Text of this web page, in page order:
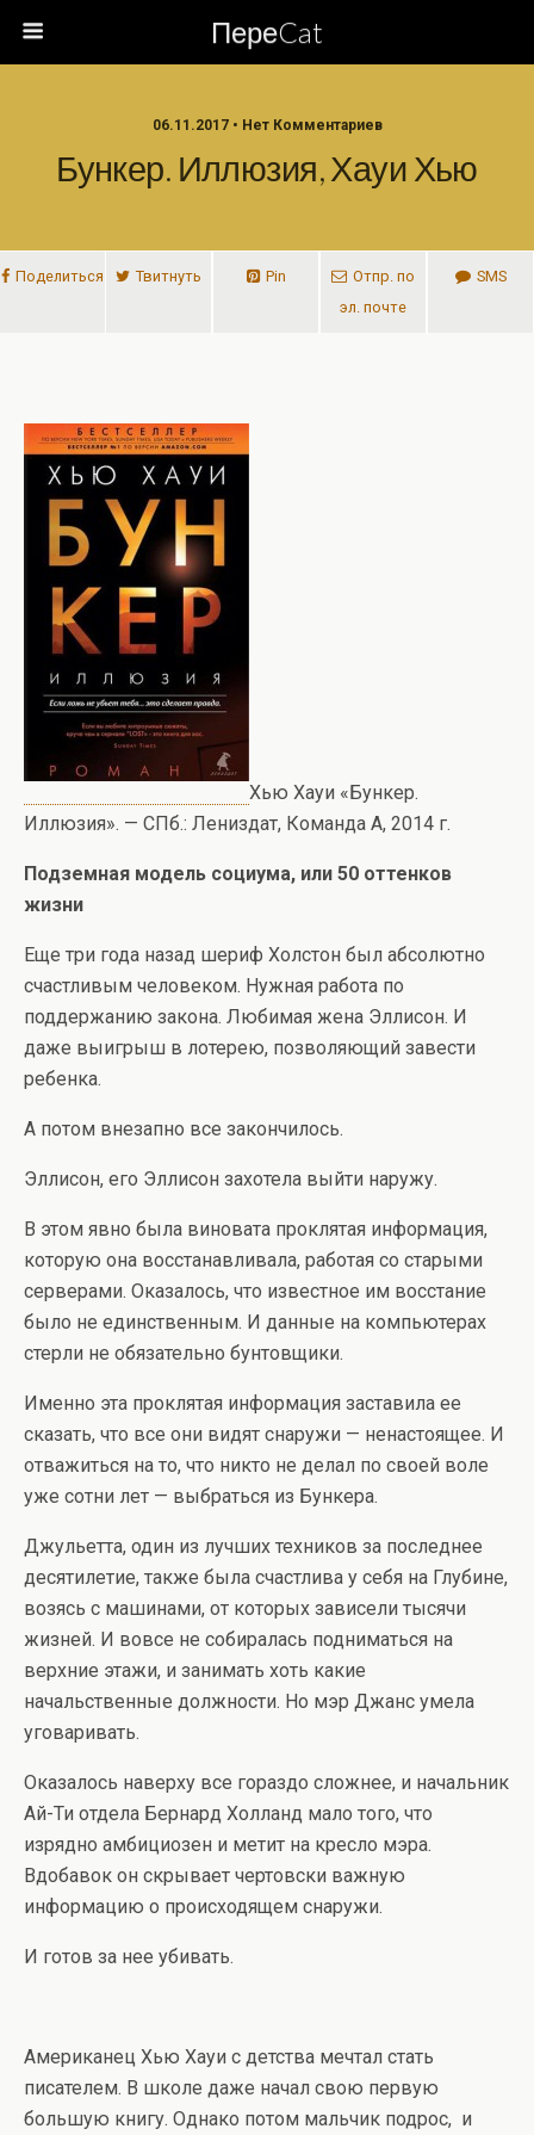
ПереCat
06.11.2017 • Нет Комментариев
Бункер. Иллюзия, Хауи Хью
Поделиться Твитнуть Pin
Отпр. по
эл. почте
SMS
Хью Хауи «Бункер.
Иллюзия». — СПб.: Лениздат, Команда А, 2014 г.
Подземная модель социума, или 50 оттенков
жизни
Еще три года назад шериф Холстон был абсолютно
счастливым человеком. Нужная работа по
поддержанию закона. Любимая жена Эллисон. И
даже выигрыш в лотерею, позволяющий завести
ребенка.
А потом внезапно все закончилось.
Эллисон, его Эллисон захотела выйти наружу.
В этом явно была виновата проклятая информация,
которую она восстанавливала, работая со старыми
серверами. Оказалось, что известное им восстание
было не единственным. И данные на компьютерах
стерли не обязательно бунтовщики.
Именно эта проклятая информация заставила ее
сказать, что все они видят снаружи — ненастоящее. И
отважиться на то, что никто не делал по своей воле
уже сотни лет — выбраться из Бункера.
Джульетта, один из лучших техников за последнее
десятилетие, также была счастлива у себя на Глубине,
возясь с машинами, от которых зависели тысячи
жизней. И вовсе не собиралась подниматься на
верхние этажи, и занимать хоть какие
начальственные должности. Но мэр Джанс умела
уговаривать.
Оказалось наверху все гораздо сложнее, и начальник
Ай-Ти отдела Бернард Холланд мало того, что
изрядно амбициозен и метит на кресло мэра.
Вдобавок он скрывает чертовски важную
информацию о происходящем снаружи.
И готов за нее убивать.
Американец Хью Хауи с детства мечтал стать
писателем. В школе даже начал свою первую
большую книгу. Однако потом мальчик подрос, и